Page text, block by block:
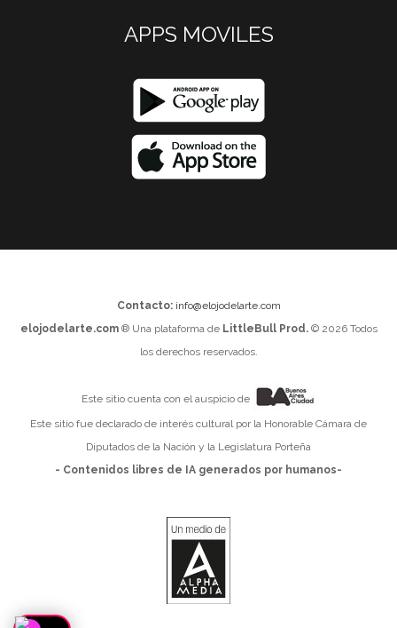
APPS MOVILES
Contacto: info@elojodelarte.com
elojodelarte.com® Una plataforma de LittleBull Prod.© 2026 Todos
los derechos reservados.
Este sitio cuenta con el auspicio de
Este sitio fue declarado de interés cultural por la Honorable Cámara de
Diputados de la Nación y la Legislatura Porteña
- Contenidos libres de IA generados por humanos-